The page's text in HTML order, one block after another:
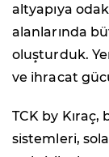
altyapıya
alanlarında
oluşturduk.
ve ihracat
TCK by
sistemleri,